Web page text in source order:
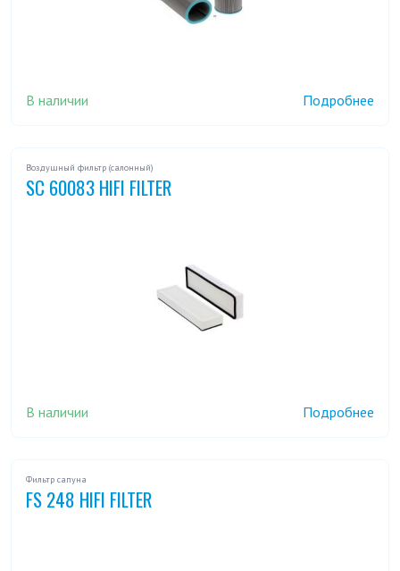
В наличии Подробнее
Воздушный фильтр (салонный)
SC 60083 HIFI FILTER
В наличии Подробнее
Фильтр сапуна
FS 248 HIFI FILTER